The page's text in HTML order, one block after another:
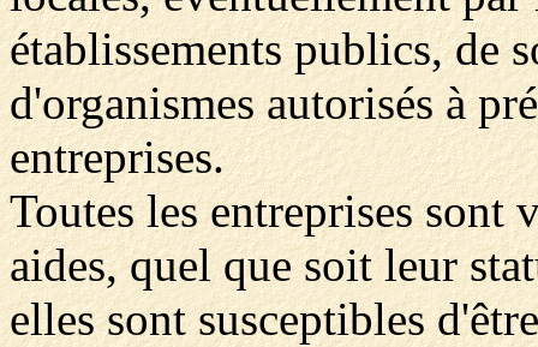
établissements publics, de
d'organismes autorisés à
entreprises.
Toutes les entreprises sont
aides, quel que soit leur
elles sont susceptibles